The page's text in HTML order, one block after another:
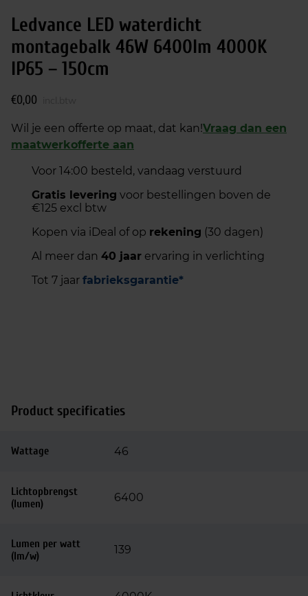
Ledvance LED waterdicht
montagebalk 46W 6400lm 4000K
IP65 – 150cm
€0,00
Wil je een offerte op maat, dat kan!Vraag dan een
maatwerkofferte aan
Voor 14:00 besteld, vandaag verstuurd
Gratis levering voor bestellingen boven de
€125 excl btw
Kopen via iDeal of op rekening (30 dagen)
Al meer dan 40 jaar ervaring in verlichting
Tot 7 jaar fabrieksgarantie*
Product specificaties
Wattage 46
Lichtopbrengst
(lumen)
6400
Lumen per watt
(lm/w)
139